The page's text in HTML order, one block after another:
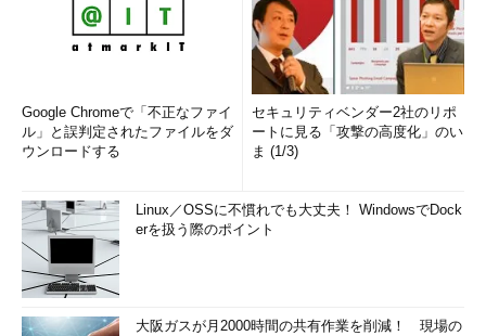
Google Chromeで「不正なファイ
ル」と誤判定されたファイルをダ
ウンロードする
セキュリティベンダー2社のリポ
ートに見る「攻撃の高度化」のい
ま (1/3)
Linux／OSSに不慣れでも大丈夫！ WindowsでDock
erを扱う際のポイント
大阪ガスが月2000時間の共有作業を削減！ 現場の